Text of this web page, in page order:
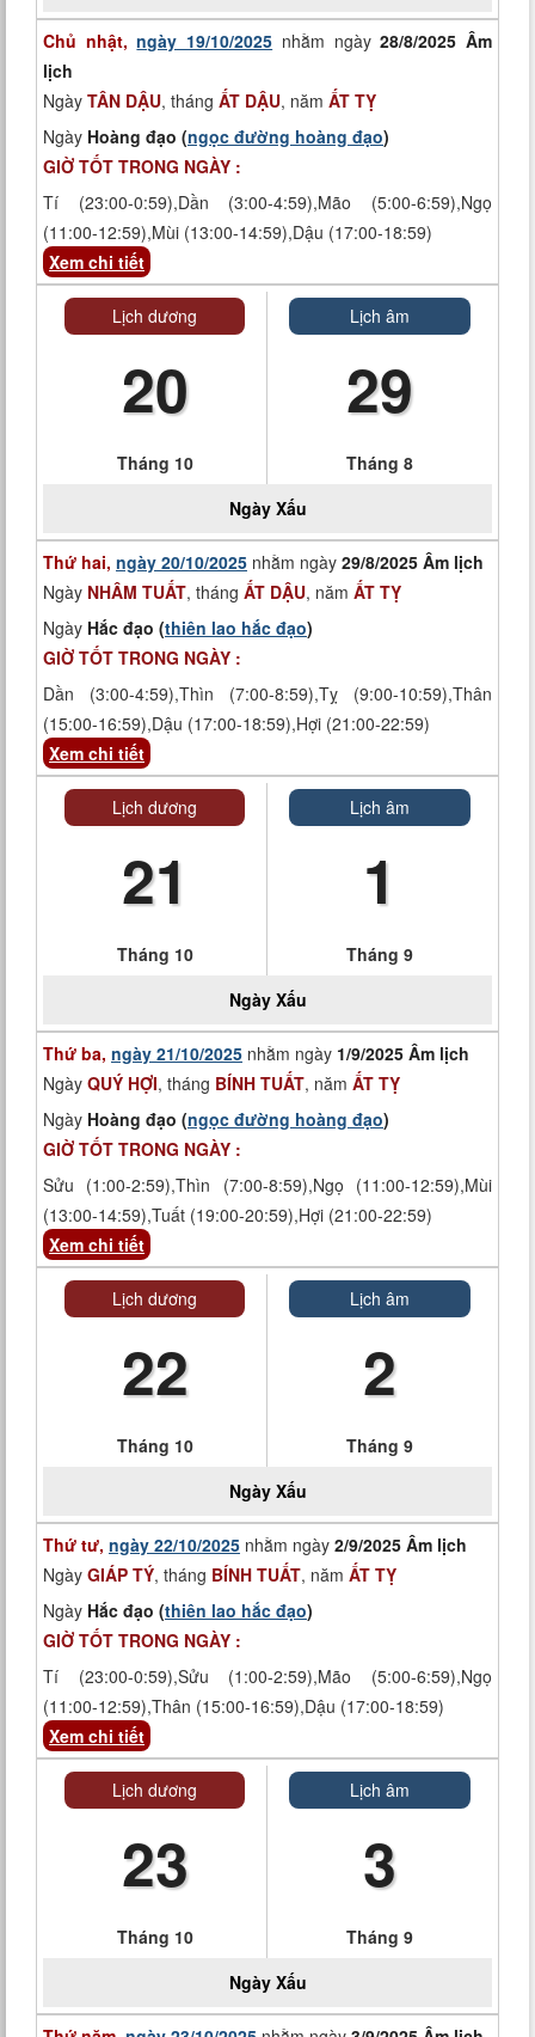
Chủ nhật,ngày 19/10/2025 nhằm ngày28/8/2025 Âm
lịch
Ngày TÂN DẬU, tháng ẤT DẬU, năm ẤT TỴ
Ngày Hoàng đạo (ngọc đường hoàng đạo)
GIỜ TỐT TRONG NGÀY :
Tí (23:00-0:59),Dần (3:00-4:59),Mão (5:00-6:59),Ngọ
(11:00-12:59),Mùi (13:00-14:59),Dậu (17:00-18:59)
Xem chi tiết
Lịch dương
20
Tháng 10
Lịch âm
29
Tháng 8
Ngày Xấu
Thứ hai, ngày 20/10/2025 nhằm ngày 29/8/2025 Âm lịch
Ngày NHÂM TUẤT, tháng ẤT DẬU, năm ẤT TỴ
Ngày Hắc đạo (thiên lao hắc đạo)
GIỜ TỐT TRONG NGÀY :
Dần (3:00-4:59),Thìn (7:00-8:59),Tỵ (9:00-10:59),Thân
(15:00-16:59),Dậu (17:00-18:59),Hợi (21:00-22:59)
Xem chi tiết
Lịch dương
21
Tháng 10
Lịch âm
1
Tháng 9
Ngày Xấu
Thứ ba, ngày 21/10/2025 nhằm ngày 1/9/2025 Âm lịch
Ngày QUÝ HỢI, tháng BÍNH TUẤT, năm ẤT TỴ
Ngày Hoàng đạo (ngọc đường hoàng đạo)
GIỜ TỐT TRONG NGÀY :
Sửu (1:00-2:59),Thìn (7:00-8:59),Ngọ (11:00-12:59),Mùi
(13:00-14:59),Tuất (19:00-20:59),Hợi (21:00-22:59)
Xem chi tiết
Lịch dương
22
Tháng 10
Lịch âm
2
Tháng 9
Ngày Xấu
Thứ tư, ngày 22/10/2025 nhằm ngày 2/9/2025 Âm lịch
Ngày GIÁP TÝ, tháng BÍNH TUẤT, năm ẤT TỴ
Ngày Hắc đạo (thiên lao hắc đạo)
GIỜ TỐT TRONG NGÀY :
Tí (23:00-0:59),Sửu (1:00-2:59),Mão (5:00-6:59),Ngọ
(11:00-12:59),Thân (15:00-16:59),Dậu (17:00-18:59)
Xem chi tiết
Lịch dương
23
Tháng 10
Lịch âm
3
Tháng 9
Ngày Xấu